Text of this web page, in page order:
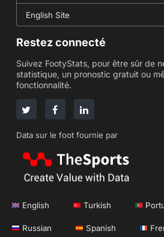
English Site
Restez connecté
Suivez FootyStats, pour être sûr de
statistique, un pronostic gratuit ou
fonctionnalité.
Data sur le foot fournie par
English Turkish
Russian Spanish